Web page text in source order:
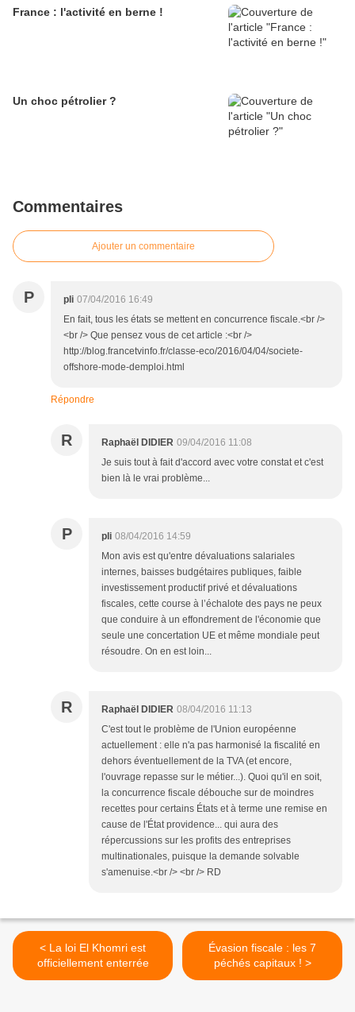
France : l'activité en berne !
Un choc pétrolier ?
Commentaires
Ajouter un commentaire
P pli 07/04/2016 16:49
En fait, tous les états se mettent en concurrence fiscale.<br />
<br /> Que pensez vous de cet article :<br />
http://blog.francetvinfo.fr/classe-eco/2016/04/04/societe-
offshore-mode-demploi.html
Répondre
R Raphaël DIDIER 09/04/2016 11:08
Je suis tout à fait d'accord avec votre constat et c'est
bien là le vrai problème...
P pli 08/04/2016 14:59
Mon avis est qu'entre dévaluations salariales
internes, baisses budgétaires publiques, faible
investissement productif privé et dévaluations
fiscales, cette course à l’échalote des pays ne peux
que conduire à un effondrement de l'économie que
seule une concertation UE et même mondiale peut
résoudre. On en est loin...
R Raphaël DIDIER 08/04/2016 11:13
C'est tout le problème de l'Union européenne
actuellement : elle n'a pas harmonisé la fiscalité en
dehors éventuellement de la TVA (et encore,
l'ouvrage repasse sur le métier...). Quoi qu'il en soit,
la concurrence fiscale débouche sur de moindres
recettes pour certains États et à terme une remise en
cause de l'État providence... qui aura des
répercussions sur les profits des entreprises
multinationales, puisque la demande solvable
s'amenuise.<br /> <br /> RD
< La loi El Khomri est
officiellement enterrée
Évasion fiscale : les 7
péchés capitaux ! >